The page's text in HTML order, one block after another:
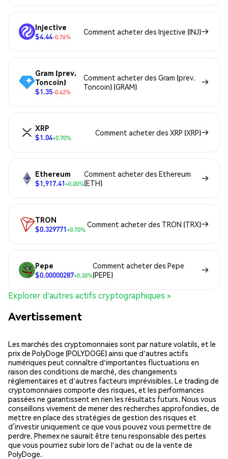
Injective
$4.44-0.76%
Comment acheter des Injective (INJ)
Gram (prev.
Toncoin)
$1.35-0.42%
Comment acheter des Gram (prev.
Toncoin) (GRAM)
XRP
$1.04+0.70%
Comment acheter des XRP (XRP)
Ethereum
$1,917.41+0.00%
Comment acheter des Ethereum
(ETH)
TRON
$0.329771+0.70%
Comment acheter des TRON (TRX)
Pepe
$0.00000287+0.30%
Comment acheter des Pepe
(PEPE)
Explorer d'autres actifs cryptographiques >
Avertissement
Les marchés des cryptomonnaies sont par nature volatils, et le
prix de PolyDoge (POLYDOGE) ainsi que d'autres actifs
numériques peut connaître d'importantes fluctuations en
raison des conditions de marché, des changements
réglementaires et d'autres facteurs imprévisibles. Le trading de
cryptomonnaies comporte des risques, et les performances
passées ne garantissent en rien les résultats futurs. Nous vous
conseillons vivement de mener des recherches approfondies, de
mettre en place des stratégies de gestion des risques et
d’investir uniquement ce que vous pouvez vous permettre de
perdre. Phemex ne saurait être tenu responsable des pertes
que vous pourriez subir lors de l'achat ou de la vente de
PolyDoge.